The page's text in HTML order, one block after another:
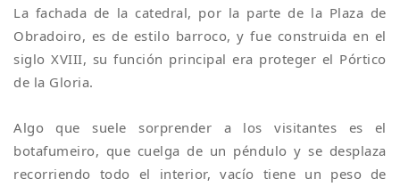
La fachada de la catedral, por la parte de la Plaza de
Obradoiro, es de estilo barroco, y fue construida en el
siglo XVIII, su función principal era proteger el Pórtico
de la Gloria.
Algo que suele sorprender a los visitantes es el
botafumeiro, que cuelga de un péndulo y se desplaza
recorriendo todo el interior, vacío tiene un peso de